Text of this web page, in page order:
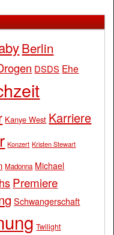
Berlin
DSDS Ehe
Kanye West Karriere
Konzert Kristen Stewart
Madonna Michael
Premiere
Schwangerschaft
Twilight